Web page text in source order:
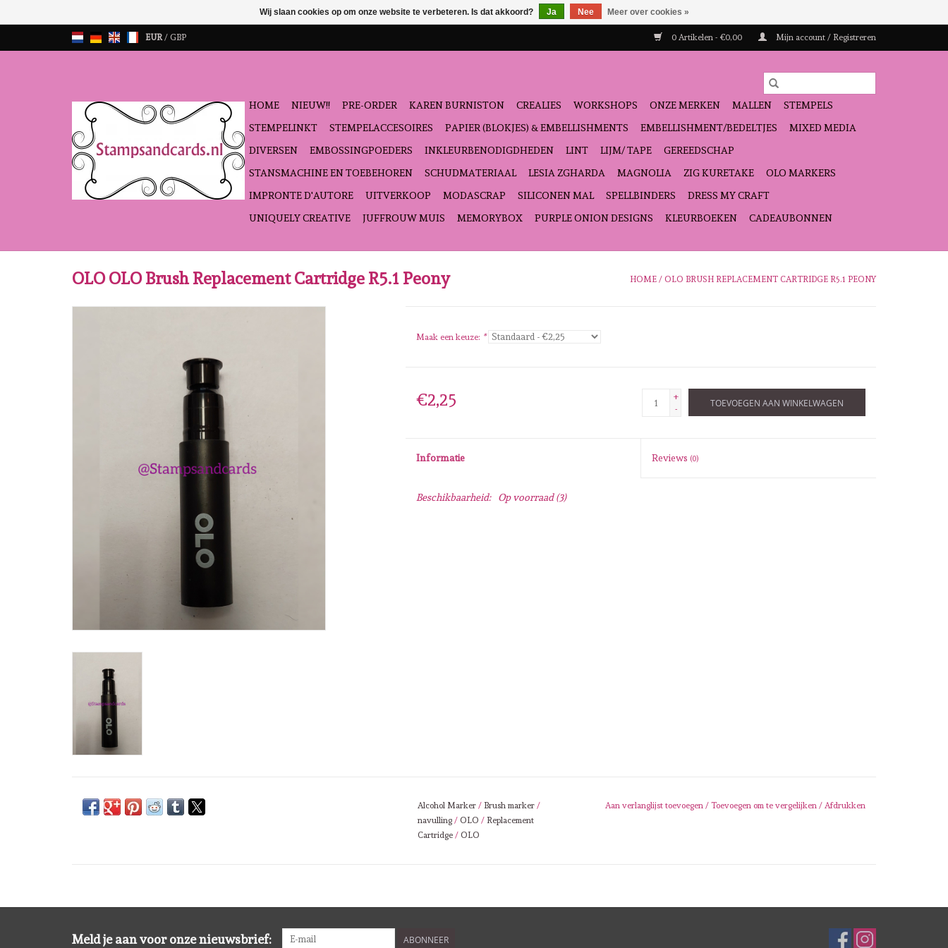
EUR/ GBP 0 Artikelen - €0,00 Mijn account / Registreren
HOME NIEUW!! PRE-ORDER KAREN BURNISTON CREALIES WORKSHOPS ONZE MERKEN MALLEN
STEMPELS
STEMPELINKT
STEMPELACCESOIRES PAPIER (BLOKJES) & EMBELLISHMENTS EMBELLISHMENT/BEDELTJES
MIXED MEDIA
DIVERSEN
EMBOSSINGPOEDERS INKLEURBENODIGDHEDEN LINT LIJM/ TAPE
GEREEDSCHAP
STANSMACHINE EN TOEBEHOREN
SCHUDMATERIAAL LESIA ZGHARDA MAGNOLIA ZIG KURETAKE
OLO MARKERS
IMPRONTE D'AUTORE
UITVERKOOP MODASCRAP SILICONEN MAL SPELLBINDERS
DRESS MY CRAFT
UNIQUELY CREATIVE
JUFFROUW MUIS MEMORYBOX PURPLE ONION DESIGNS KLEURBOEKEN CADEAUBONNEN
OLO OLO Brush Replacement Cartridge R5.1 Peony HOME / OLO BRUSH REPLACEMENT CARTRIDGE R5.1 PEONY
Maak een keuze: *
€2,25
+
-
TOEVOEGEN AAN WINKELWAGEN
Informatie Reviews (0)
Beschikbaarheid: Op voorraad(3)
Alcohol Marker / Brush marker /
navulling / OLO / Replacement
Cartridge / OLO
Aan verlanglijst toevoegen / Toevoegen om te vergelijken / Afdrukken
Meld je aan voor onze nieuwsbrief: ABONNEER
Wij slaan cookies op om onze website te verbeteren. Is dat akkoord? Ja Nee Meer over cookies »